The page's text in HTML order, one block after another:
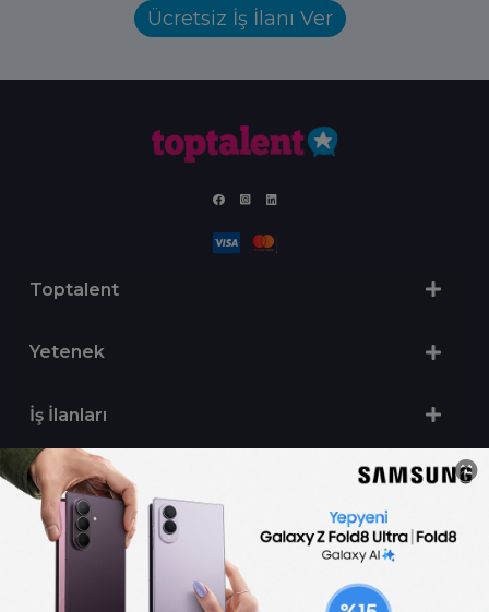
Ücretsiz İş İlanı Ver
Toptalent
Yetenek
İş İlanları
Sertifika Programları
Yetenek Testleri